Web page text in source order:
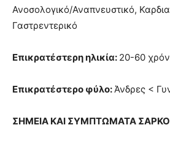
Ανοσολογικό/Αναπνευστικό,
Γαστρεντερικό
Επικρατέστερη ηλικία: 20-60
Επικρατέστερο φύλο: Άνδρες <
ΣΗΜΕΙΑ ΚΑΙ ΣΥΜΠΤΩΜΑΤΑ